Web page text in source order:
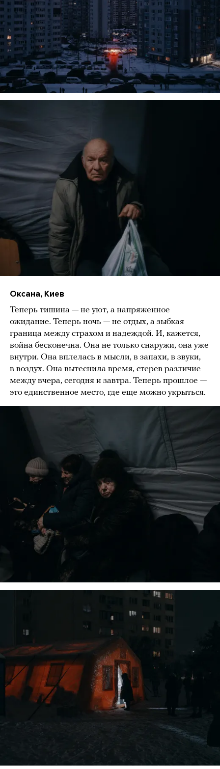
Оксана, Киев
Теперь тишина — не уют, а напряженное
ожидание. Теперь ночь — не отдых, а зыбкая
граница между страхом и надеждой. И, кажется,
война бесконечна. Она не только снаружи, она уже
внутри. Она вплелась в мысли, в запахи, в звуки,
в воздух. Она вытеснила время, стерев различие
между вчера, сегодня и завтра. Теперь прошлое —
это единственное место, где еще можно укрыться.